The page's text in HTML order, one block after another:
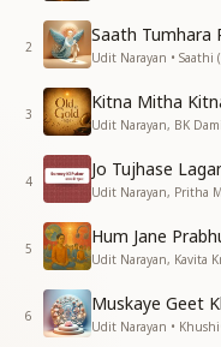
ईश्वर की ईश्वर की
प्यार प्रभू का लुटाते चले
ईश्वर की पहचान बने
प्यार प्रभू का लुटाते चले
दीप राहों में जलने लगेंगे
जीवन सभी के संवरने लगेंगे
देते चले देते चले प्यार देते
प्यार प्रभू का लुटाते चले
साया करनेवाले बादल
सिरपर धूप संभाले है
खींच के वे खारे जल से
मधुर मेह बरसाएं है
2
Saath Tumhara
Udit Narayan • Saathi
3
Kitna Mitha
Udit Narayan, BK
4
Jo Tujhase
5
Hum Jane
6
Muskaye Geet
Udit Narayan • Khushi